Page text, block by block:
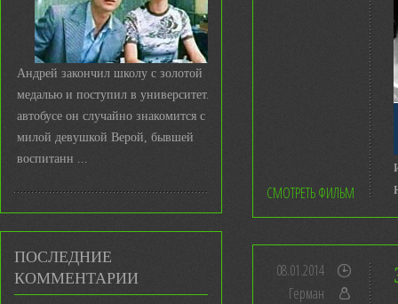
Андрей закончил школу с золотой
медалью и поступил в университет. В
автобусе он случайно знакомится с
милой девушкой Верой, бывшей
воспитанн ...
ПОСЛЕДНИЕ
КОММЕНТАРИИ
СМОТРЕТЬ ФИЛЬМ
08.01.2014
Герман